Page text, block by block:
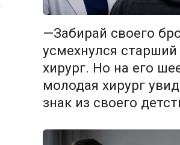
—Забирай своего
усмехнулся старший
хирург. Но на его
молодая хирург
знак из своего